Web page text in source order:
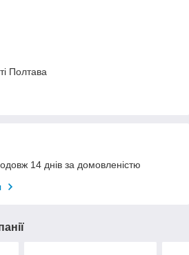
Полтава
14 днів за домовленістю